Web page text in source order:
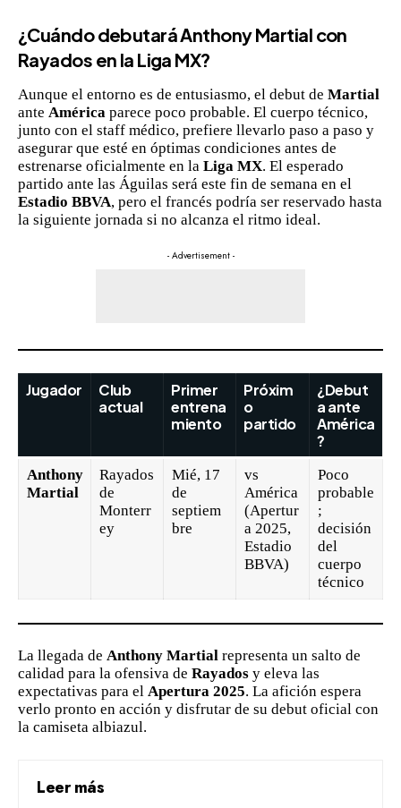
¿Cuándo debutará Anthony Martial con
Rayados en la Liga MX?
Aunque el entorno es de entusiasmo, el debut de Martial
ante América parece poco probable. El cuerpo técnico,
junto con el staff médico, prefiere llevarlo paso a paso y
asegurar que esté en óptimas condiciones antes de
estrenarse oficialmente en la Liga MX. El esperado
partido ante las Águilas será este fin de semana en el
Estadio BBVA, pero el francés podría ser reservado hasta
la siguiente jornada si no alcanza el ritmo ideal.
- Advertisement -
Jugador
Club
actual
Primer
entrena
miento
Próxim
o
partido
¿Debut
a ante
América
?
Anthony
Martial
Rayados
de
Monterr
ey
Mié, 17
de
septiem
bre
vs
América
(Apertur
a 2025,
Estadio
BBVA)
Poco
probable
;
decisión
del
cuerpo
técnico
La llegada de Anthony Martial representa un salto de
calidad para la ofensiva de Rayados y eleva las
expectativas para el Apertura 2025. La afición espera
verlo pronto en acción y disfrutar de su debut oficial con
la camiseta albiazul.
Leer más